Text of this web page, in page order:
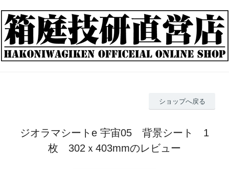
ショップへ戻る
ジオラマシートe 宇宙05 背景シート 1
枚 302ｘ403mmのレビュー